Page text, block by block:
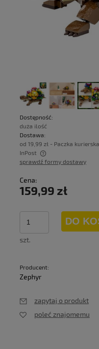
Dostępność:
duża ilość
Dostawa:
od 19,99 zł - Paczka kurierska
InPost
Cena nie zawiera
sprawdź formy dostawy
Cena:
159,99 zł
szt.
DO
Producent:
Zephyr
zapytaj o produkt
poleć znajomemu